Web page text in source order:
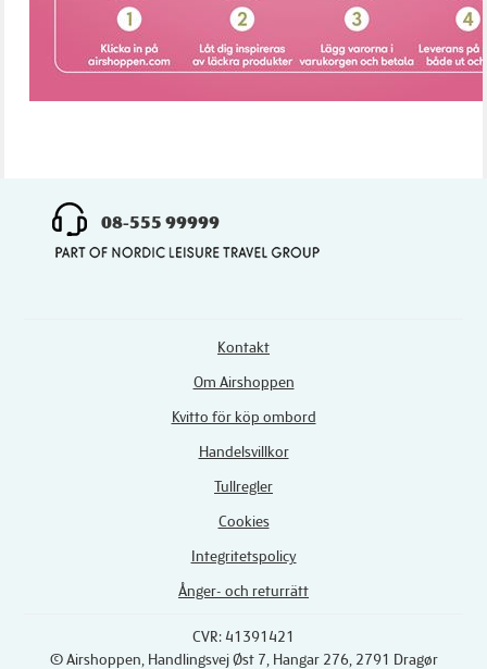
08-555 99999
Kontakt
Om Airshoppen
Kvitto för köp ombord
Handelsvillkor
Tullregler
Cookies
Integritetspolicy
Ånger- och returrätt
CVR: 41391421
© Airshoppen, Handlingsvej Øst 7, Hangar 276, 2791 Dragør